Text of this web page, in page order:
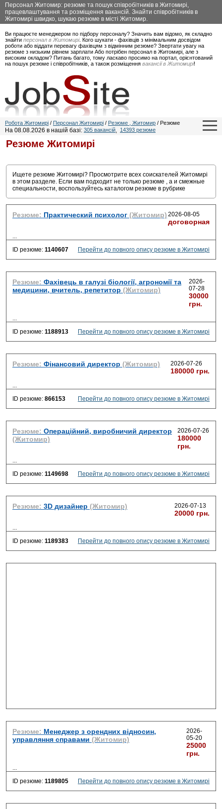
Персонал Житомир: резюме та пошук співробітників в Житомирі,
працевлаштування та розміщення вакансій. Знайти співробітників в
Житомирі швидко, шукаю резюме в місті Житомир.
Ви працюєте менеджером по підбору персоналу? Значить вам відомо, як складно
знайти персонал в Житомирі. Кого шукати - фахівців з мінімальним досвідом
роботи або віддати перевагу фахівцям з відмінним резюме? Звертати увагу на
резюме з низьким рівнем зарплати Або потрібен персонал в Житомирі, але з
високим окладом? Питань багато, тому ласкаво просимо на портал, орієнтований
на пошук резюме і співробітників, а також розміщення вакансії в Житомирі!
Робота Житомирі / Персонал Житомирі / Резюме , Житомир / Резюме
На 08.08.2026 в нашій базі: 305 вакансій, 14393 резюме
Резюме Житомирі
Ищете резюме Житомирі? Просмотрите всех соискателей Житомирі
в этом разделе. Если вам подходит не только резюме , а и смежные
специальности, воспользуйтесь каталогом резюме в рубрике
Резюме: Практический психолог (Житомир) 2026-08-05
договорная
...
ID резюме: 1140607 Перейти до повного опису резюме в Житомирі
Резюме: Фахівець в галузі біології, агрономії та
медицини, вчитель, репетитор (Житомир)
2026-
07-28
30000
грн.
...
ID резюме: 1188913 Перейти до повного опису резюме в Житомирі
Резюме: Фінансовий директор (Житомир) 2026-07-26
180000 грн.
...
ID резюме: 866153 Перейти до повного опису резюме в Житомирі
Резюме: Операційний, виробничий директор
(Житомир)
2026-07-26
180000
грн.
...
ID резюме: 1149698 Перейти до повного опису резюме в Житомирі
Резюме: 3D дизайнер (Житомир) 2026-07-13
20000 грн.
...
ID резюме: 1189383 Перейти до повного опису резюме в Житомирі
Резюме: Менеджер з орендних відносин,
управляння справами (Житомир)
2026-
05-20
25000
грн.
...
ID резюме: 1189805 Перейти до повного опису резюме в Житомирі